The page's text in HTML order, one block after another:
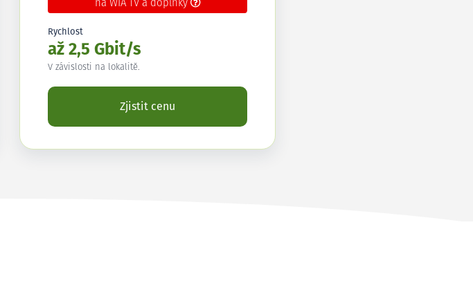
na WIA TV a doplňky
Rychlost
až 2,5 Gbit/s
V závislosti na lokalitě.
Zjistit cenu